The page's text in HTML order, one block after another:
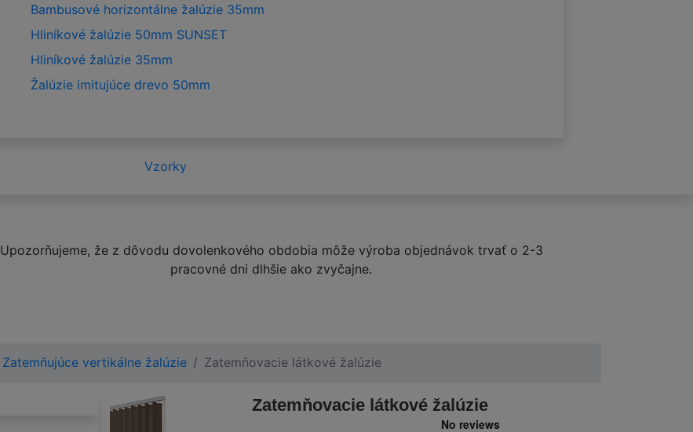
Bambusové horizontálne žalúzie 35mm
Hliníkové žalúzie 50mm SUNSET
Hliníkové žalúzie 35mm
Žalúzie imitujúce drevo 50mm
Vzorky
Upozorňujeme, že z dôvodu dovolenkového obdobia môže výroba objednávok trvať o 2-3
pracovné dni dlhšie ako zvyčajne.
Zatemňujúce vertikálne žalúzie Zatemňovacie látkové žalúzie
Zatemňovacie látkové žalúzie